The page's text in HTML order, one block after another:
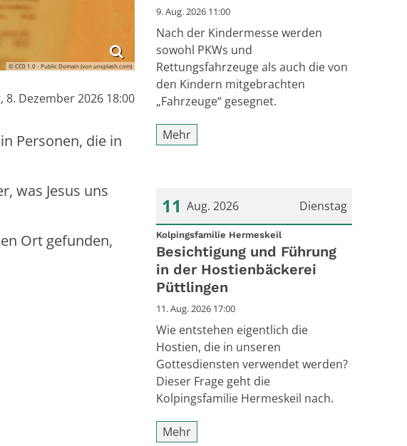
© CC0 1.0 - Public Domain (von unsplash.com)
8. Dezember 2026 18:00
Personen, die in
was Jesus uns
Ort gefunden,
9. Aug. 2026 11:00
Nach der Kindermesse werden
sowohl PKWs und
Rettungsfahrzeuge als auch die von
den Kindern mitgebrachten
„Fahrzeuge“ gesegnet.
Mehr
Dienstag
11 Aug. 2026
Datum: 11. August 2026
Kolpingsfamilie Hermeskeil:
Besichtigung und Führung
in der Hostienbäckerei
Püttlingen
11. Aug. 2026 17:00
Wie entstehen eigentlich die
Hostien, die in unseren
Gottesdiensten verwendet werden?
Dieser Frage geht die
Kolpingsfamilie Hermeskeil nach.
Mehr